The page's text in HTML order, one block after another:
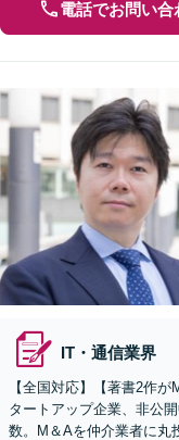
電話でお問い合
IT・通信業界
【全国対応】【著書2作
タートアップ企業、非公
数。M＆Aを仲介業者に丸